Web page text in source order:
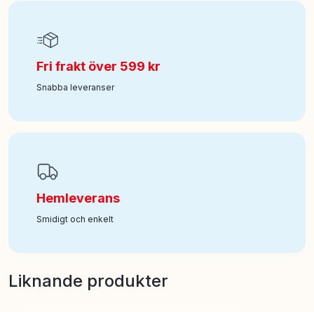
Fri frakt över 599 kr
Snabba leveranser
Hemleverans
Smidigt och enkelt
Liknande produkter